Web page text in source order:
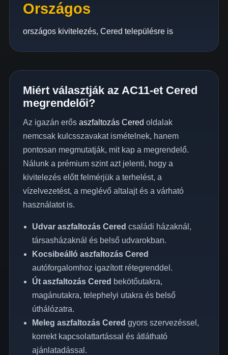
Országos
országos kivitelezés, Cered településre is
Miért választják az AC11-et Cered
megrendelői?
Az igazán erős aszfaltozás Cered oldalak
nemcsak kulcsszavakat ismételnek, hanem
pontosan megmutatják, mit kap a megrendelő.
Nálunk a prémium szint azt jelenti, hogy a
kivitelezés előtt felmérjük a terhelést, a
vízelvezetést, a meglévő altalajt és a várható
használatot is.
Udvar aszfaltozás Cered családi házaknál,
társasházaknál és belső udvarokban.
Kocsibeálló aszfaltozás Cered
autóforgalomhoz igazított rétegrenddel.
Út aszfaltozás Cered bekötőutakra,
magánutakra, telephelyi utakra és belső
úthálózatra.
Meleg aszfaltozás Cered gyors szervezéssel,
korrekt kapcsolattartással és átlátható
ajánlatadással.